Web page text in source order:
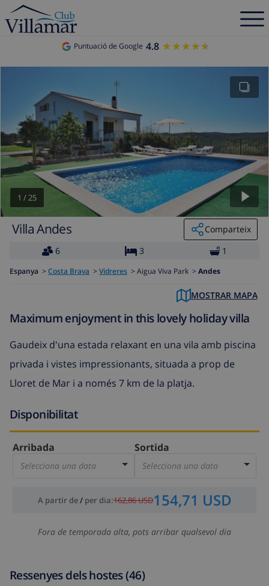
Puntuació de Google 4.8 ★★★★★
★★★★★
1 /25
Villa Andes
Comparteix
6
3 1
Espanya > Costa Brava > Vidreres > Aigua Viva Park > Andes
MOSTRAR MAPA
Maximum enjoyment in this lovely holiday villa
Gaudeix d'una estada relaxant en una vila amb piscina
privada i vistes impressionants, situada a prop de
Lloret de Mar i a només 7 km de la platja.
Disponibilitat
Arribada
Selecciona una data
Sortida
Selecciona una data
A partir de/ per dia:162,86 USD154,71 USD
Fora de temporada alta, pots arribar qualsevol dia
Ressenyes dels hostes (46)